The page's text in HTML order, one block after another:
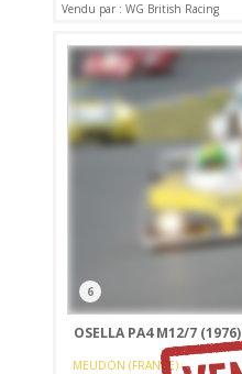
Vendu par : WG British Racing
6
OSELLA PA4 M12/7 (1976)
MEUDON (FRANCE)